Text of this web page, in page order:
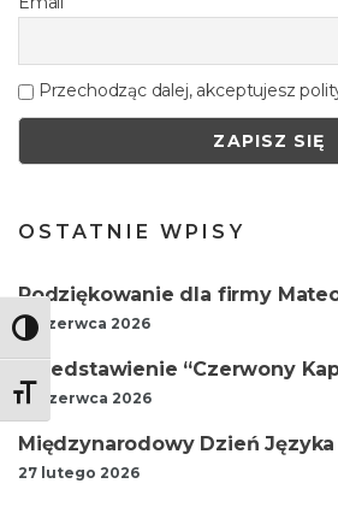
Toggle High Contrast
Toggle Font size
Przechodząc dalej, akceptujesz
OSTATNIE WPISY
Podziękowanie dla firmy
19 czerwca 2026
Przedstawienie “Czerwony
18 czerwca 2026
Międzynarodowy Dzień
27 lutego 2026